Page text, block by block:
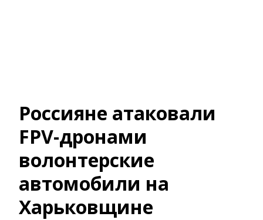
Россияне атаковали
FPV-дронами
волонтерские
автомобили на
Харьковщине